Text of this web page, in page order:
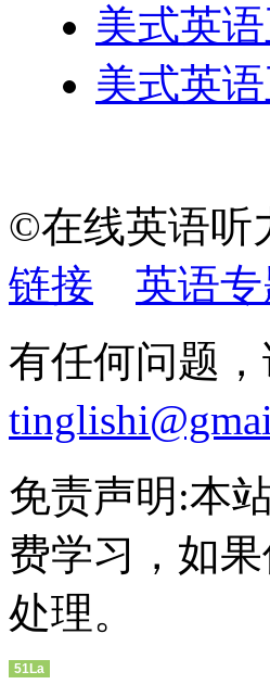
美式英
美式英
©在线英语
链接
英语
有任何问题
免责声明:本
费学习，如
处理。
51La